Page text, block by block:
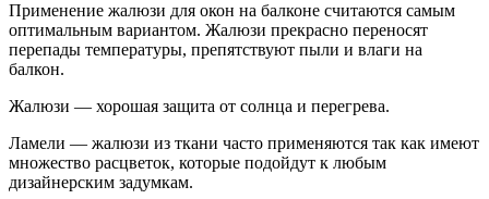
Применение жалюзи для окон на балконе считаются самым
оптимальным вариантом. Жалюзи прекрасно переносят
перепады температуры, препятствуют пыли и влаги на
балкон.
Жалюзи — хорошая защита от солнца и перегрева.
Ламели — жалюзи из ткани часто применяются так как имеют
множество расцветок, которые подойдут к любым
дизайнерским задумкам.